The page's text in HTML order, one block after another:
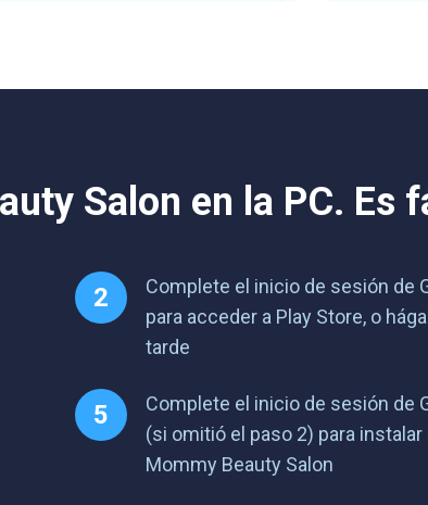
Salon en la PC. Es
Complete el inicio de sesión de
para acceder a Play Store, o
tarde
Complete el inicio de sesión de
(si omitió el paso 2) para instalar
Mommy Beauty Salon